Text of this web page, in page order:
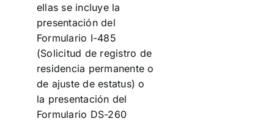
ellas se incluye la
presentación del
Formulario I-485
(Solicitud de registro de
residencia permanente o
de ajuste de estatus) o
la presentación del
Formulario DS-260